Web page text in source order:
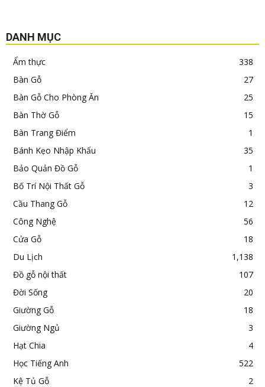
DANH MỤC
Ẩm thực
338
Bàn Gỗ
27
Bàn Gỗ Cho Phòng Ăn
25
Bàn Thờ Gỗ
15
Bàn Trang Điểm
1
Bánh Kẹo Nhập Khẩu
35
Bảo Quản Đồ Gỗ
1
Bố Trí Nội Thất Gỗ
3
Cầu Thang Gỗ
12
Công Nghệ
56
Cửa Gỗ
18
Du Lịch
1,138
Đồ gỗ nội thất
107
Đời Sống
20
Giường Gỗ
18
Giường Ngủ
3
Hạt Chia
4
Học Tiếng Anh
522
Kệ Tủ Gỗ
2